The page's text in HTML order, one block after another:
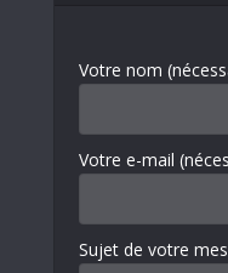
Votre nom
Votre e-mail
Sujet de votre